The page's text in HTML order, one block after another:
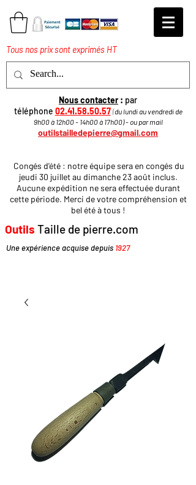
Tous nos prix sont exprimés HT
Nous contacter: par
téléphone 02.41.58.50.57 (du lundi au vendredi de
9h00 à 12h00 - 14h00 à 17h00)​ - ou par mail
outilstailledepierre@gmail.com
Congés d'été : notre équipe sera en congés du
jeudi 30 juillet au dimanche 23 août inclus.
Aucune expédition ne sera effectuée durant
cette période. Merci de votre compréhension et
bel été à tous !
Outils Taille de pierre.com
Une expérience acquise depuis 1927